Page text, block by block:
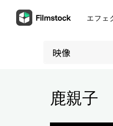
エフェ
鹿親子